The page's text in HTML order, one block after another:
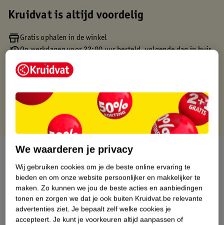
Kruidvat is altijd voordelig
Gratis ophalen in de winkel
Op werkdagen voor 22:00 uur besteld, volgende dag in huis
Gratis thuisbezorgd vanaf 50.00
Gratis retourneren binnen 30 dagen
Over dit product
Productinformatie
Etiketinformatie
We waarderen je privacy
Wij gebruiken cookies om je de beste online ervaring te
bieden en om onze website persoonlijker en makkelijker te
maken. Zo kunnen we jou de beste acties en aanbiedingen
tonen en zorgen we dat je ook buiten Kruidvat.be relevante
advertenties ziet. Je bepaalt zelf welke cookies je
accepteert. Je kunt je voorkeuren altijd aanpassen of